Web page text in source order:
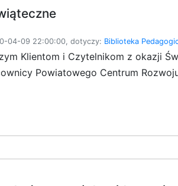
04-09 22:00:00, dotyczy: Biblioteka
Klientom i Czytelnikom z okazji
Powiatowego Centrum